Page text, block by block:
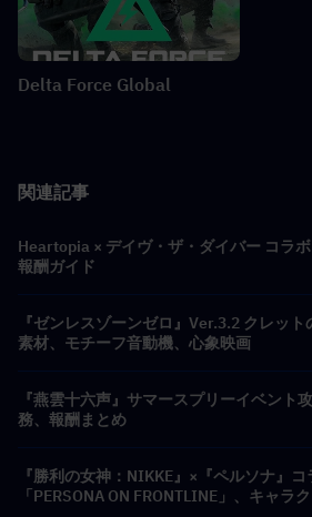
Delta Force Global
関連記事
Heartopia × デイヴ・ザ・ダイバー コラ
報酬ガイド
『ゼンレスゾーンゼロ』Ver.3.2 クレット
素材、モチーフ音動機、心象映画
『燕雲十六声』サマースプリーイベント
務、報酬まとめ
『勝利の女神：NIKKE』×『ペルソナ』
「PERSONA ON FRONTLINE」、キャラ